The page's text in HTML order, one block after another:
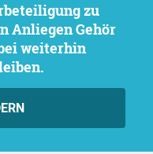
Anliegen Gehör
weiterhin